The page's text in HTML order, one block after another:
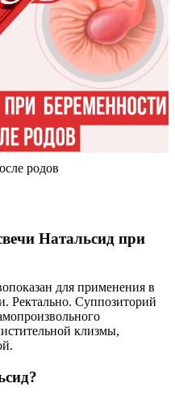
родов
Натальсид при
для применения в
Ректально. Суппозиторий
клизмы,